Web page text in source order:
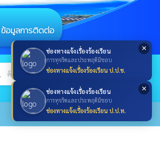
✕
ช่องทางแจ้งเรื่องร้องเรียน
การทุจริตและประพฤติมิชอบ
ช่องทางแจ้งเรื่องร้องเรียน ป.ป.ช.
✕
ช่องทางแจ้งเรื่องร้องเรียน
การทุจริตและประพฤติมิชอบ
ช่องทางแจ้งเรื่องร้องเรียน ป.ป.ท.
ข้อมูลการติดต่อ
searchค้นหา